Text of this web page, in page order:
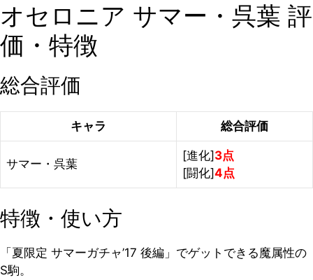
オセロニア サマー・呉葉 評
価・特徴
総合評価
キャラ 総合評価
サマー・呉葉
[進化] 3点
[闘化]4点
特徴・使い方
「夏限定 サマーガチャ’17 後編」でゲットできる魔属性の
S駒。